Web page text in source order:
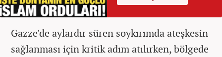
Gazze'de aylardır süren soykırımda ateşkesin
sağlanması için kritik adım atılırken, bölgede